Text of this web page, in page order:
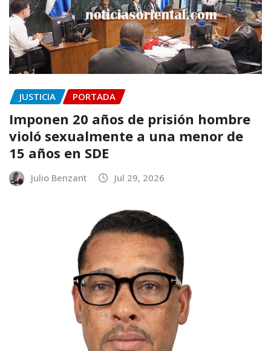
JUSTICIA PORTADA
Imponen 20 años de prisión hombre
violó sexualmente a una menor de
15 años en SDE
Julio Benzant Jul 29, 2026